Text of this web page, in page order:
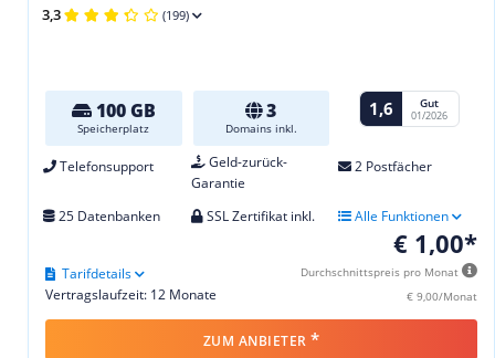
3,3 (199)
100 GB
Speicherplatz
3
Domains inkl.
1,6 Gut
01/2026
Telefonsupport
Geld-zurück-
Garantie
2 Postfächer
25 Datenbanken SSL Zertifikat inkl. Alle Funktionen
€ 1,00*
Durchschnittspreis pro Monat
€ 9,00/Monat
Vertragslaufzeit: 12 Monate
Tarifdetails
ZUM ANBIETER *